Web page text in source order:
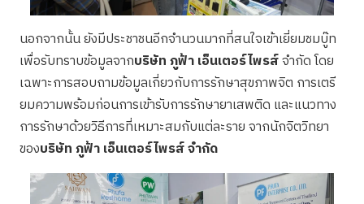
นอกจากนั้น ยังมีประชาชนอีกจำนวนมากที่สนใจเข้าเยี่ยมชมบู๊ท
เพื่อรับทราบข้อมูลจากบริษัท ภูฟ้า เอ็นเตอร์ไพรส์จำกัด โดย
เฉพาะการสอบถามข้อมูลเกี่ยวกับการรักษาสุขภาพจิต การเตรี
ยมความพร้อมก่อนการเข้ารับการรักษายาเสพติด และแนวทาง
การรักษาด้วยวิธีการที่เหมาะสมกับแต่ละราย จากนักจิตวิทยา
ของบริษัท ภูฟ้า เอ็นเตอร์ไพรส์ จำกัด